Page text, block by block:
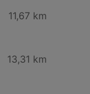
11,67 km
13,31 km